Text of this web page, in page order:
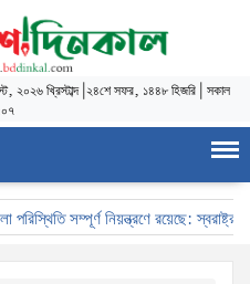
২০২৬ খ্রিস্টাব্দ| ২৪শে সফর, ১৪৪৮ হিজরি সকাল
সম্পূর্ণ নিয়ন্ত্রণে রয়েছে: স্বরাষ্ট্রমন্ত্রী